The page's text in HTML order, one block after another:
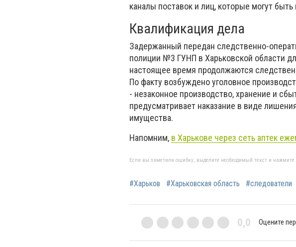
каналы поставок и лиц, которые могут
Квалификация дела
Задержанный передан следственно-
полиции №3 ГУНП в Харьковской области
настоящее время продолжаются
По факту возбуждено уголовное
- незаконное производство, хранение и
предусматривает наказание в виде
имущества.
Напомним, в Харькове через сеть аптек
Если вы заметили ошибку, выделите необходимый текст и нажмите
#Харьков #Харьковская область #следователи
0,0 Оцените